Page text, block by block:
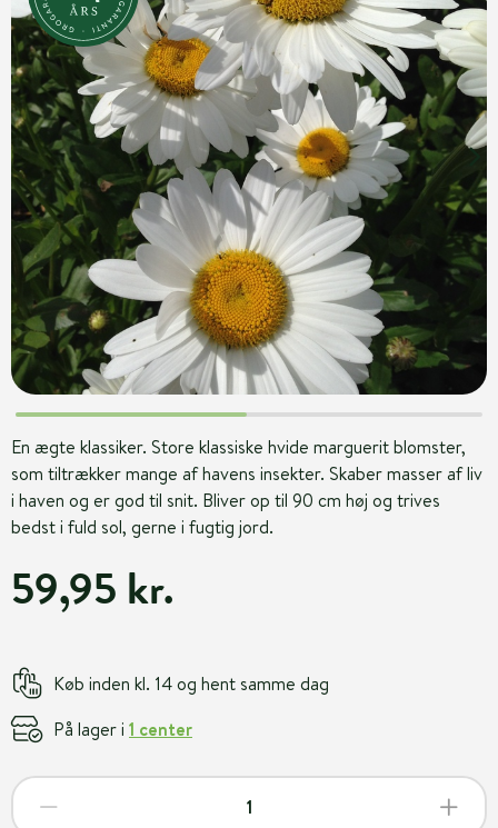
En ægte klassiker. Store klassiske hvide marguerit blomster,
som tiltrækker mange af havens insekter. Skaber masser af liv
i haven og er god til snit. Bliver op til 90 cm høj og trives
bedst i fuld sol, gerne i fugtig jord.
59,95 kr.
Køb inden kl. 14 og hent samme dag
På lager i 1 center